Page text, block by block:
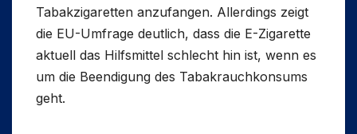
Tabakzigaretten anzufangen. Allerdings zeigt
die EU-Umfrage deutlich, dass die E-Zigarette
aktuell das Hilfsmittel schlecht hin ist, wenn es
um die Beendigung des Tabakrauchkonsums
geht.